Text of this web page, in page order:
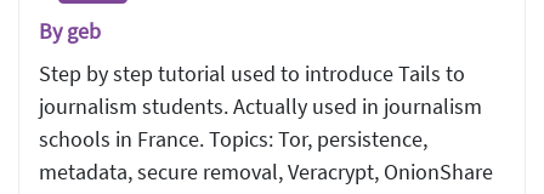
By geb
Step by step tutorial used to introduce Tails to
journalism students. Actually used in journalism
schools in France. Topics: Tor, persistence,
metadata, secure removal, Veracrypt, OnionShare